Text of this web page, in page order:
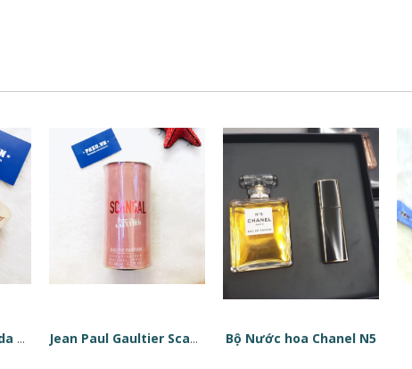
Tinh chất phục hồi da dạng viên nang Estée Lauder Advanced Night Repair Ampoules Jean Paul Gaultier Scandal EDP Bộ Nước hoa Chanel N5